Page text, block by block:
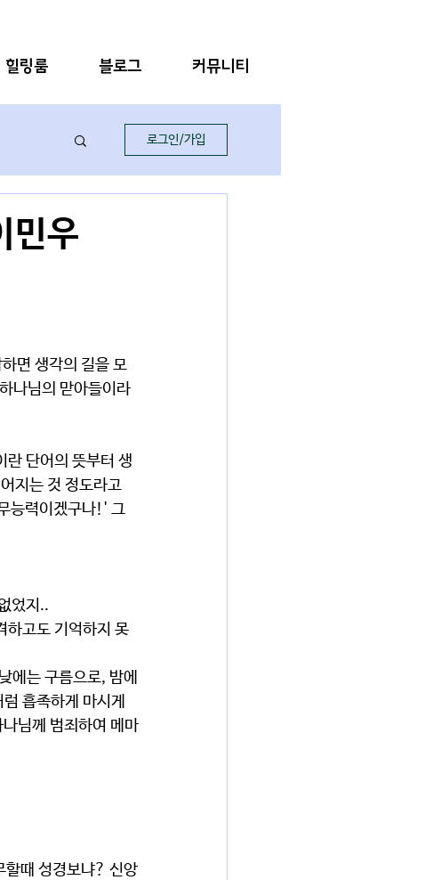
힐링룸 블로그 커뮤니티
로그인/가입
민우
면 생각의 길을 모
나님의 맏아들이라
단어의 뜻부터 생
지는 것 정도라고
능력이겠구나!' 그
었지..
하고도 기억하지 못
에는 구름으로, 밤에
흡족하게 마시게
님께 범죄하여 메마
할때 성경보냐? 신앙